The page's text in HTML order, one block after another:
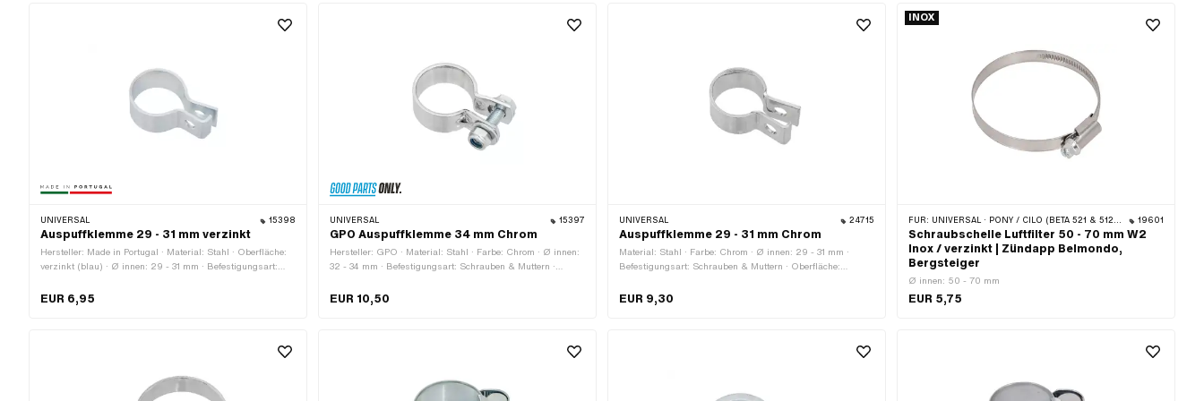
UNIVERSAL 15398
Auspuffklemme 29 - 31 mm verzinkt
Hersteller: Made in Portugal · Material: Stahl · Oberfläche:
verzinkt (blau) · Ø innen: 29 - 31 mm · Befestigungsart:
EUR 6,95
UNIVERSAL 15397
GPO Auspuffklemme 34 mm Chrom
Hersteller: GPO · Material: Stahl · Farbe: Chrom · Ø innen:
32 - 34 mm · Befestigungsart: Schrauben & Muttern ·
EUR 10,50
UNIVERSAL 24715
Auspuffklemme 29 - 31 mm Chrom
Material: Stahl · Farbe: Chrom · Ø innen: 29 - 31 mm ·
Befestigungsart: Schrauben & Muttern · Oberfläche:
EUR 9,30
INOX
FÜR: UNIVERSAL · PONY / CILO (BETA 521 & 512) · ZÜNDAPP BELMONDO · ZÜNDAPP 19601
Schraubschelle Luftfilter 50 - 70 mm W2
Inox / verzinkt | Zündapp Belmondo,
Bergsteiger
Ø innen: 50 - 70 mm
EUR 5,75